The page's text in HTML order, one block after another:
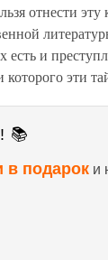
отнести
и
эти
📚
в подарок и